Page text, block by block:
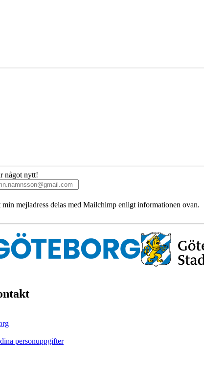
något nytt!
min mejladress delas med Mailchimp enligt informationen ovan.
personuppgifter